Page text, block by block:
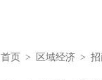
首页 > 区域经济 >